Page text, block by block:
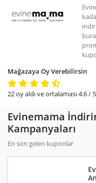
Mağazaya Oy Verebilirsin
22oy aldı ve ortalaması4.6/ 5
Evinemama
Kampanyaları
En son gelen kuponlar